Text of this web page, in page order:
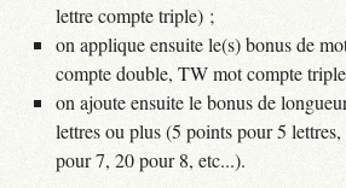
lettre compte triple) ;
on applique ensuite le(s) bonus de
compte double, TW mot compte
on ajoute ensuite le bonus de
lettres ou plus (5 points pour 5
pour 7, 20 pour 8, etc...).